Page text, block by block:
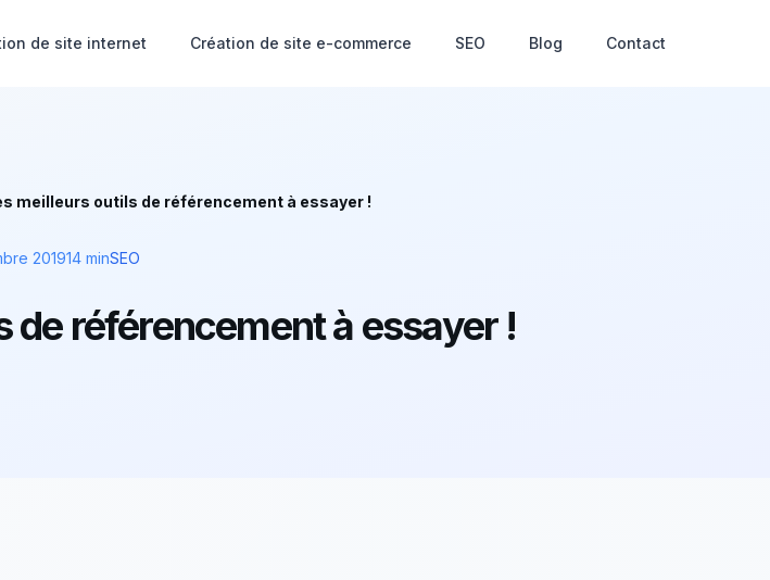
de site internet Création de site e-commerce SEO Blog Contact
meilleurs outils de référencement à essayer !
201914 minSEO
de référencement à essayer !